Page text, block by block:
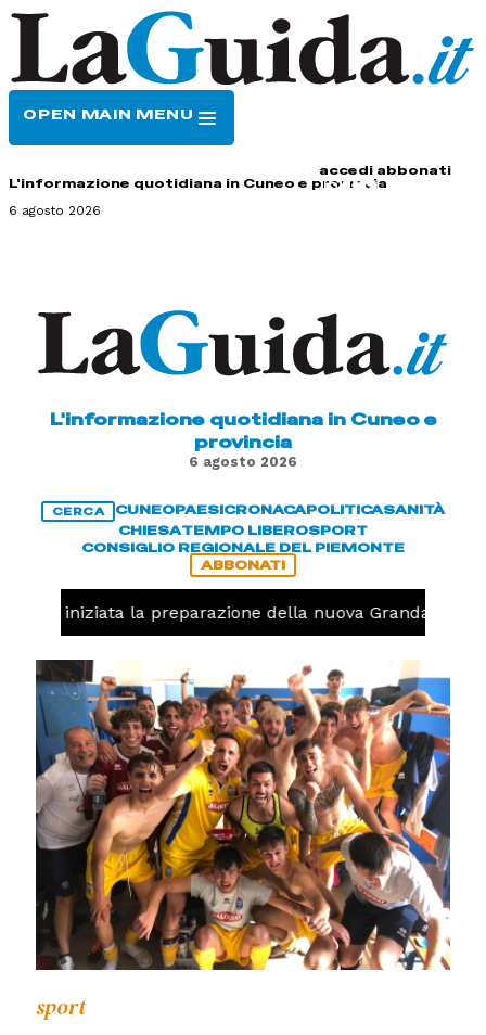
OPEN MAIN MENU
accedi abbonati
L'informazione quotidiana in Cuneo e provincia
6 agosto 2026
L'informazione quotidiana in Cuneo e
provincia
6 agosto 2026
CERCA CUNEOPAESICRONACAPOLITICASANITÀ
CHIESATEMPO LIBEROSPORT
CONSIGLIO REGIONALE DEL PIEMONTE
ABBONATI
iniziata la preparazione della nuova Granda Volley
sport